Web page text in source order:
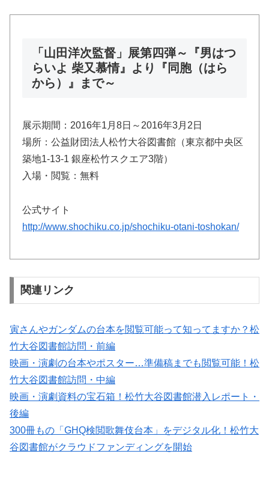
「山田洋次監督」展第四弾～『男はつ
らいよ 柴又慕情』より『同胞（はら
から）』まで～
展示期間：2016年1月8日～2016年3月2日
場所：公益財団法人松竹大谷図書館（東京都中央区
築地1-13-1 銀座松竹スクエア3階）
入場・閲覧：無料
公式サイト
http://www.shochiku.co.jp/shochiku-otani-toshokan/
関連リンク
寅さんやガンダムの台本を閲覧可能って知ってますか？松
竹大谷図書館訪問・前編
映画・演劇の台本やポスター…準備稿までも閲覧可能！松
竹大谷図書館訪問・中編
映画・演劇資料の宝石箱！松竹大谷図書館潜入レポート・
後編
300冊もの「GHQ検閲歌舞伎台本」をデジタル化！松竹大
谷図書館がクラウドファンディングを開始